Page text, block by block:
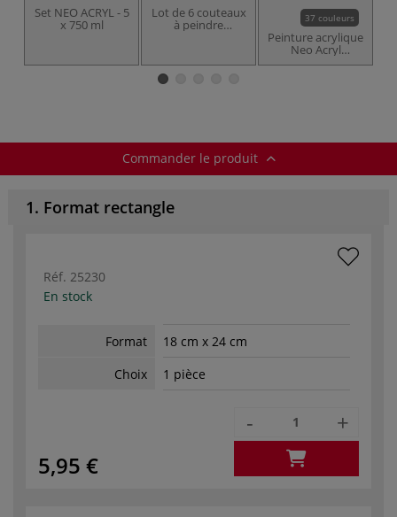
Set NEO ACRYL - 5
x 750 ml
Lot de 6 couteaux
à peindre 37 couleurs
Peinture acrylique
Neo Acryl
Gerstaecker
Commander le produit
1. Format rectangle
Réf. 25230
En stock
Format
18 cm x 24 cm
Choix
1 pièce
5,95 €
- +